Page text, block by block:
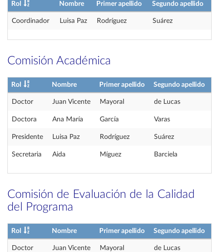
Rol Nombre Primer apellido Segundo apellido
Coordinador Luisa Paz Rodríguez Suárez
Comisión Académica
Rol Nombre Primer apellido Segundo apellido
Doctor Juan Vicente Mayoral de Lucas
Doctora Ana María García Varas
Presidente Luisa Paz Rodríguez Suárez
Secretaria Aida Míguez Barciela
Comisión de Evaluación de la Calidad
del Programa
Rol Nombre Primer apellido Segundo apellido
Doctor Juan Vicente Mayoral de Lucas